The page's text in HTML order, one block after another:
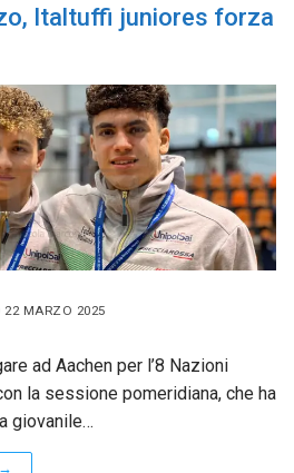
Italtuffi juniores forza
22 MARZO 2025
ad Aachen per l’8 Nazioni
la sessione pomeridiana, che ha
giovanile…